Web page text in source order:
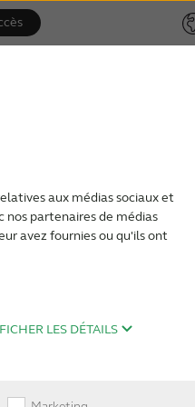
aux médias sociaux et
partenaires de médias
avez fournies ou qu'ils ont
LES DÉTAILS